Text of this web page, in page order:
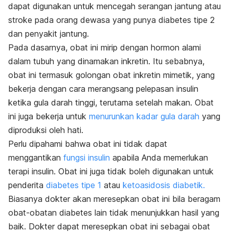
dapat digunakan untuk mencegah serangan jantung atau
stroke pada orang dewasa yang punya diabetes tipe 2
dan penyakit jantung.
Pada dasarnya, obat ini mirip dengan hormon alami
dalam tubuh yang dinamakan inkretin. Itu sebabnya,
obat ini termasuk golongan obat inkretin mimetik, yang
bekerja dengan cara merangsang pelepasan insulin
ketika gula darah tinggi, terutama setelah makan. Obat
ini juga bekerja untuk menurunkan kadar gula darah yang
diproduksi oleh hati.
Perlu dipahami bahwa obat ini tidak dapat
menggantikan fungsi insulin apabila Anda memerlukan
terapi insulin. Obat ini juga tidak boleh digunakan untuk
penderita diabetes tipe 1 atau ketoasidosis diabetik.
Biasanya dokter akan meresepkan obat ini bila beragam
obat-obatan diabetes lain tidak menunjukkan hasil yang
baik. Dokter dapat meresepkan obat ini sebagai obat